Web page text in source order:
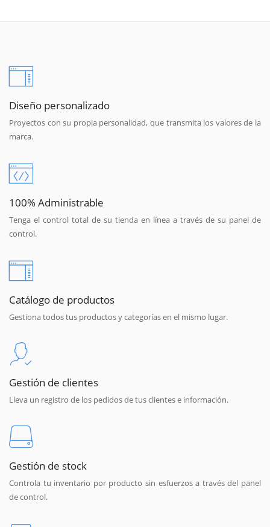
Diseño personalizado
Proyectos con su propia personalidad, que transmita los valores de la
marca.
100% Administrable
Tenga el control total de su tienda en línea a través de su panel de
control.
Catálogo de productos
Gestiona todos tus productos y categorías en el mismo lugar.
Gestión de clientes
Lleva un registro de los pedidos de tus clientes e información.
Gestión de stock
Controla tu inventario por producto sin esfuerzos a través del panel
de control.